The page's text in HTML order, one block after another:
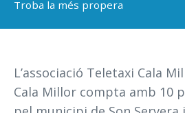
Troba la més propera
L’associació Teletaxi Cala
Cala Millor compta amb 10